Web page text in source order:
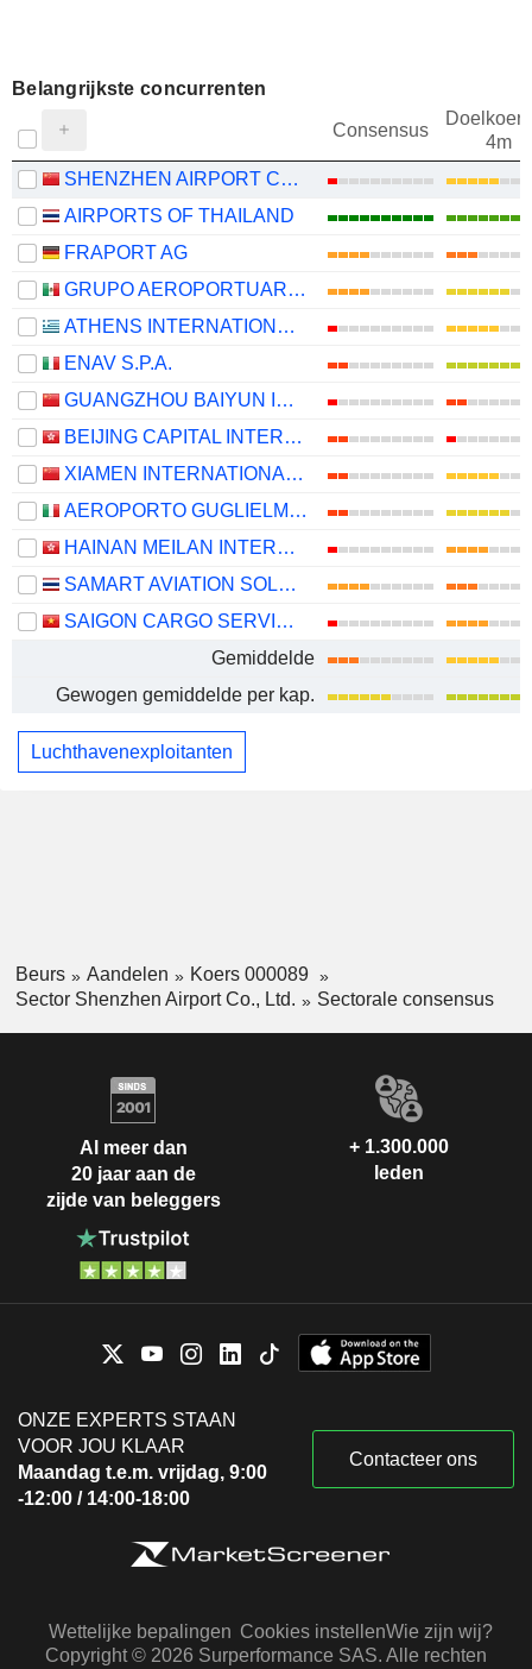
Belangrijkste concurrenten
Consensus
4m
SHENZHEN AIRPORT CO., LTD.
AIRPORTS OF THAILAND
FRAPORT AG
GRUPO AEROPORTUARIO DEL CENTRO NORTE, S.A.B. DE C.V.
ATHENS INTERNATIONAL AIRPORT AE
ENAV S.P.A.
GUANGZHOU BAIYUN INTERNATIONAL AIRPORT COMPANY LIMITED
BEIJING CAPITAL INTERNATIONAL AIRPORT COMPANY LIMITED
XIAMEN INTERNATIONAL AIRPORT CO.,LTD
AEROPORTO GUGLIELMO MARCONI DI BOLOGNA S.P.A.
HAINAN MEILAN INTERNATIONAL AIRPORT COMPANY LIMITED
SAMART AVIATION SOLUTIONS
SAIGON CARGO SERVICE CORPORATION
Gemiddelde
Gewogen gemiddelde per kap.
Luchthavenexploitanten
Beurs Aandelen
Koers 000089
Sector Shenzhen Airport Co., Ltd.
Sectorale consensus
Al meer dan
20 jaar aan de
zijde van beleggers
+ 1.300.000
leden
ONZE EXPERTS STAAN
VOOR JOU KLAAR
Maandag t.e.m. vrijdag, 9:00
-12:00 / 14:00-18:00
Contacteer ons
Wettelijke bepalingen Cookies instellenWie zijn wij?
Copyright © 2026 Surperformance SAS. Alle rechten